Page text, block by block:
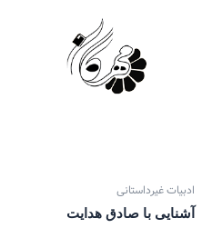
ادبیات غیرداستانی
آشنایی با صادق هدایت